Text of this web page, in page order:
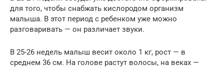
для того, чтобы снабжать кислородом организм
малыша. В этот период с ребенком уже можно
разговаривать — он различает звуки.
В 25-26 недель малыш весит около 1 кг, рост — в
среднем 36 см. На голове растут волосы, на веках —